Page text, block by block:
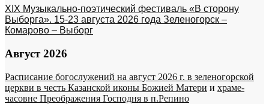
XIX Музыкально-поэтический фестиваль «В сторону
Выборга». 15-23 августа 2026 года Зеленогорск –
Комарово – Выборг
Август 2026
Расписание богослужений на август 2026 г. в зеленогорской
церкви в честь Казанской иконы Божией Матери и храме-
часовне Преображения Господня в п.Репино